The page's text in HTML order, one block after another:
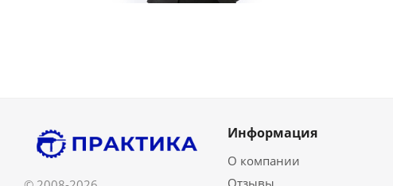
Информация
О компании
Отзывы